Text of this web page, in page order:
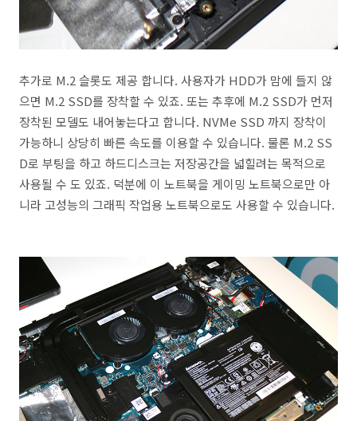
추가로 M.2 슬롯도 제공 합니다. 사용자가 HDD가 맘에 들지 않
으면 M.2 SSD를 장착할 수 있죠. 또는 추후에 M.2 SSD가 먼저
장착된 모델도 내어놓는다고 합니다. NVMe SSD 까지 장착이
가능하니 상당히 빠른 속도를 이용할 수 있습니다. 물론 M.2 SS
D로 부팅을 하고 하드디스크는 저장공간을 넓힐려는 목적으로
사용될 수 도 있죠. 덕분에 이 노트북을 게이밍 노트북으로만 아
니라 고성능의 그래픽 작업용 노트북으로도 사용할 수 있습니다.